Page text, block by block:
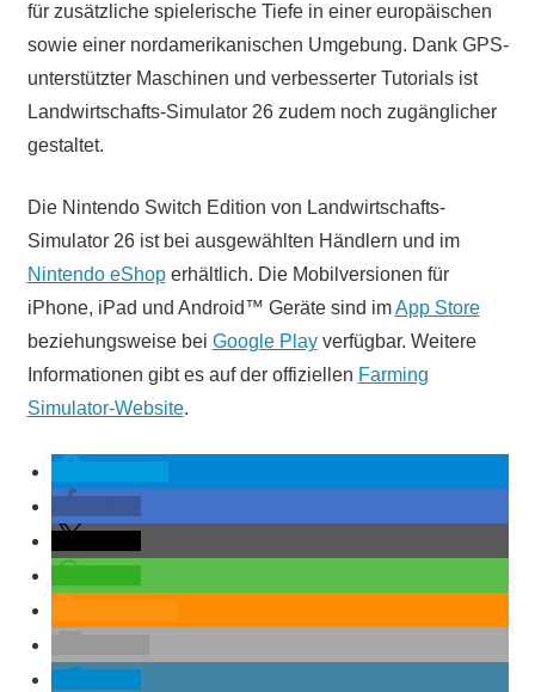
für zusätzliche spielerische Tiefe in einer europäischen
sowie einer nordamerikanischen Umgebung. Dank GPS-
unterstützter Maschinen und verbesserter Tutorials ist
Landwirtschafts-Simulator 26 zudem noch zugänglicher
gestaltet.
Die Nintendo Switch Edition von Landwirtschafts-
Simulator 26 ist bei ausgewählten Händlern und im
Nintendo eShoperhältlich. Die Mobilversionen für
iPhone, iPad und Android™ Geräte sind imApp Store
beziehungsweise bei Google Playverfügbar. Weitere
Informationen gibt es auf der offiziellen Farming
Simulator-Website.